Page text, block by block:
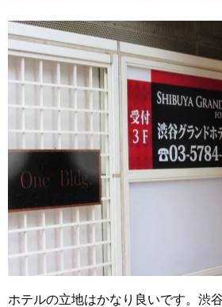
ホテルの立地はかなり良いです。渋